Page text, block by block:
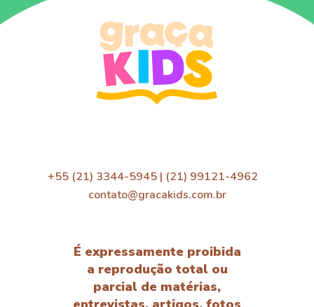
+55 (21) 3344-5945 | (21) 99121-4962
contato@gracakids.com.br
É expressamente proibida
a reprodução total ou
parcial de matérias,